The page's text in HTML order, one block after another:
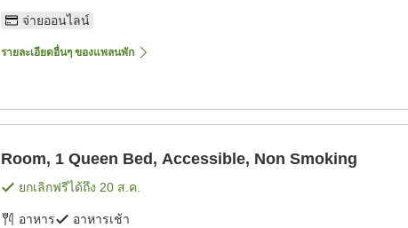
จ่ายออนไลน์
รายละเอียดอื่นๆ ของแพลนพัก
Room, 1 Queen Bed, Accessible, Non Smoking
ยกเลิกฟรีได้ถึง 20 ส.ค.
อาหาร อาหารเช้า